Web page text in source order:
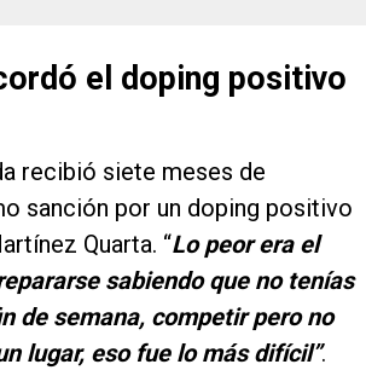
el doping positivo
recibió siete meses de
sanción por un doping positivo
Quarta. “Lo peor era el
sabiendo que no tenías
de semana, competir pero no
lugar, eso fue lo más difícil”.